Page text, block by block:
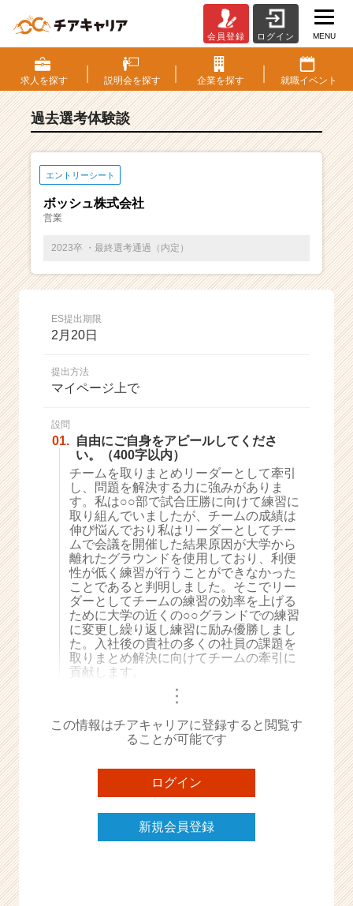
S・
選
考
験
ベ
チ
ー・
成
ス
ト
が
届
く
就
活
サ
イ
ト
チ
ア
キ
ャ
リ
ア
e
e
C
会員登録 ログイン MENU
求人を探す 説明会を探す 企業を探す 就職イベント
過去選考体験談
エントリーシート
ボッシュ株式会社
営業
2023卒 ・最終選考通過（内定）
ES提出期限
2月20日
提出方法
マイページ上で
設問
01. 自由にご自身をアピールしてくださ
い。（400字以内）
チームを取りまとめリーダーとして牽引
し、問題を解決する力に強みがありま
す。私は○○部で試合圧勝に向けて練習に
取り組んでいましたが、チームの成績は
伸び悩んでおり私はリーダーとしてチー
ムで会議を開催した結果原因が大学から
離れたグラウンドを使用しており、利便
性が低く練習が行うことができなかった
ことであると判明しました。そこでリー
ダーとしてチームの練習の効率を上げる
ために大学の近くの○○グランドでの練習
に変更し繰り返し練習に励み優勝しまし
た。入社後の貴社の多くの社員の課題を
取りまとめ解決に向けてチームの牽引に
貢献します。
・・・
この情報はチアキャリアに登録すると閲覧す
ることが可能です
ログイン
新規会員登録